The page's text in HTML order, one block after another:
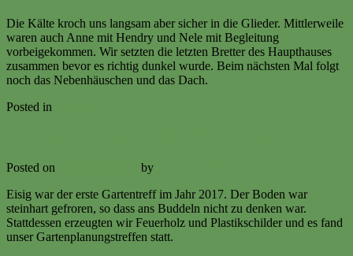
Die Kälte kroch uns langsam aber sicher in die Glieder. Mittlerweile
waren auch Anne mit Hendry und Nele mit Begleitung
vorbeigekommen. Wir setzten die letzten Bretter des Haupthauses
zusammen bevor es richtig dunkel wurde. Beim nächsten Mal folgt
noch das Nebenhäuschen und das Dach.
Posted in
Posted on by
Eisig war der erste Gartentreff im Jahr 2017. Der Boden war
steinhart gefroren, so dass ans Buddeln nicht zu denken war.
Stattdessen erzeugten wir Feuerholz und Plastikschilder und es fand
unser Gartenplanungstreffen statt.